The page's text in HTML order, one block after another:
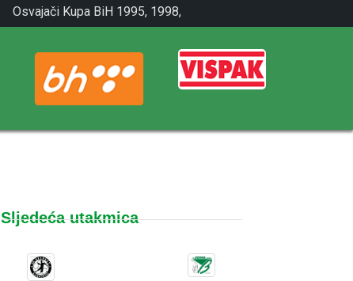
Osvajači Kupa BiH 1995, 1998,
2001.
Sljedeća utakmica